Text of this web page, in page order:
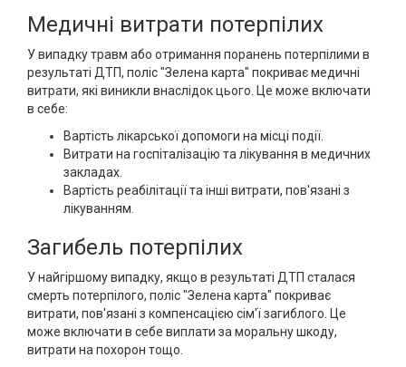
Медичні витрати потерпілих
У випадку травм або отримання поранень потерпілими в
результаті ДТП, поліс "Зелена карта" покриває медичні
витрати, які виникли внаслідок цього. Це може включати
в себе:
Вартість лікарської допомоги на місці події.
Витрати на госпіталізацію та лікування в медичних
закладах.
Вартість реабілітації та інші витрати, пов'язані з
лікуванням.
Загибель потерпілих
У найгіршому випадку, якщо в результаті ДТП сталася
смерть потерпілого, поліс "Зелена карта" покриває
витрати, пов'язані з компенсацією сім'ї загиблого. Це
може включати в себе виплати за моральну шкоду,
витрати на похорон тощо.